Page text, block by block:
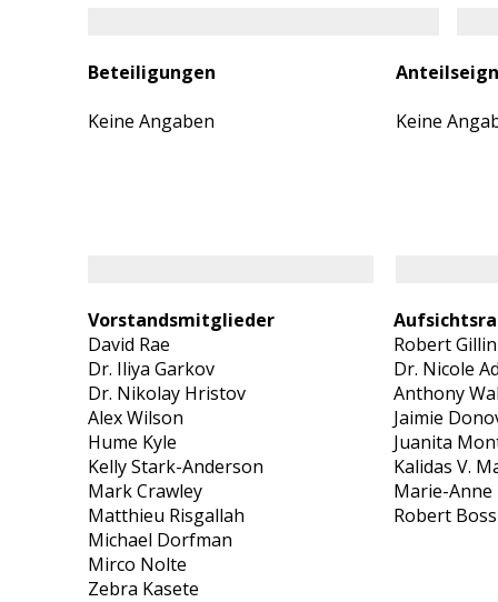
Beteiligungen
Keine Angaben
Keine
Vorstandsmitglieder
David Rae
Dr. Iliya Garkov
Dr. Nikolay Hristov
Alex Wilson
Hume Kyle
Kelly Stark-Anderson
Mark Crawley
Matthieu Risgallah
Michael Dorfman
Mirco Nolte
Zebra Kasete
Robert
Dr. Nicole
Anthony
Jaimie
Juanita
Kalidas V.
Marie-Anne
Robert